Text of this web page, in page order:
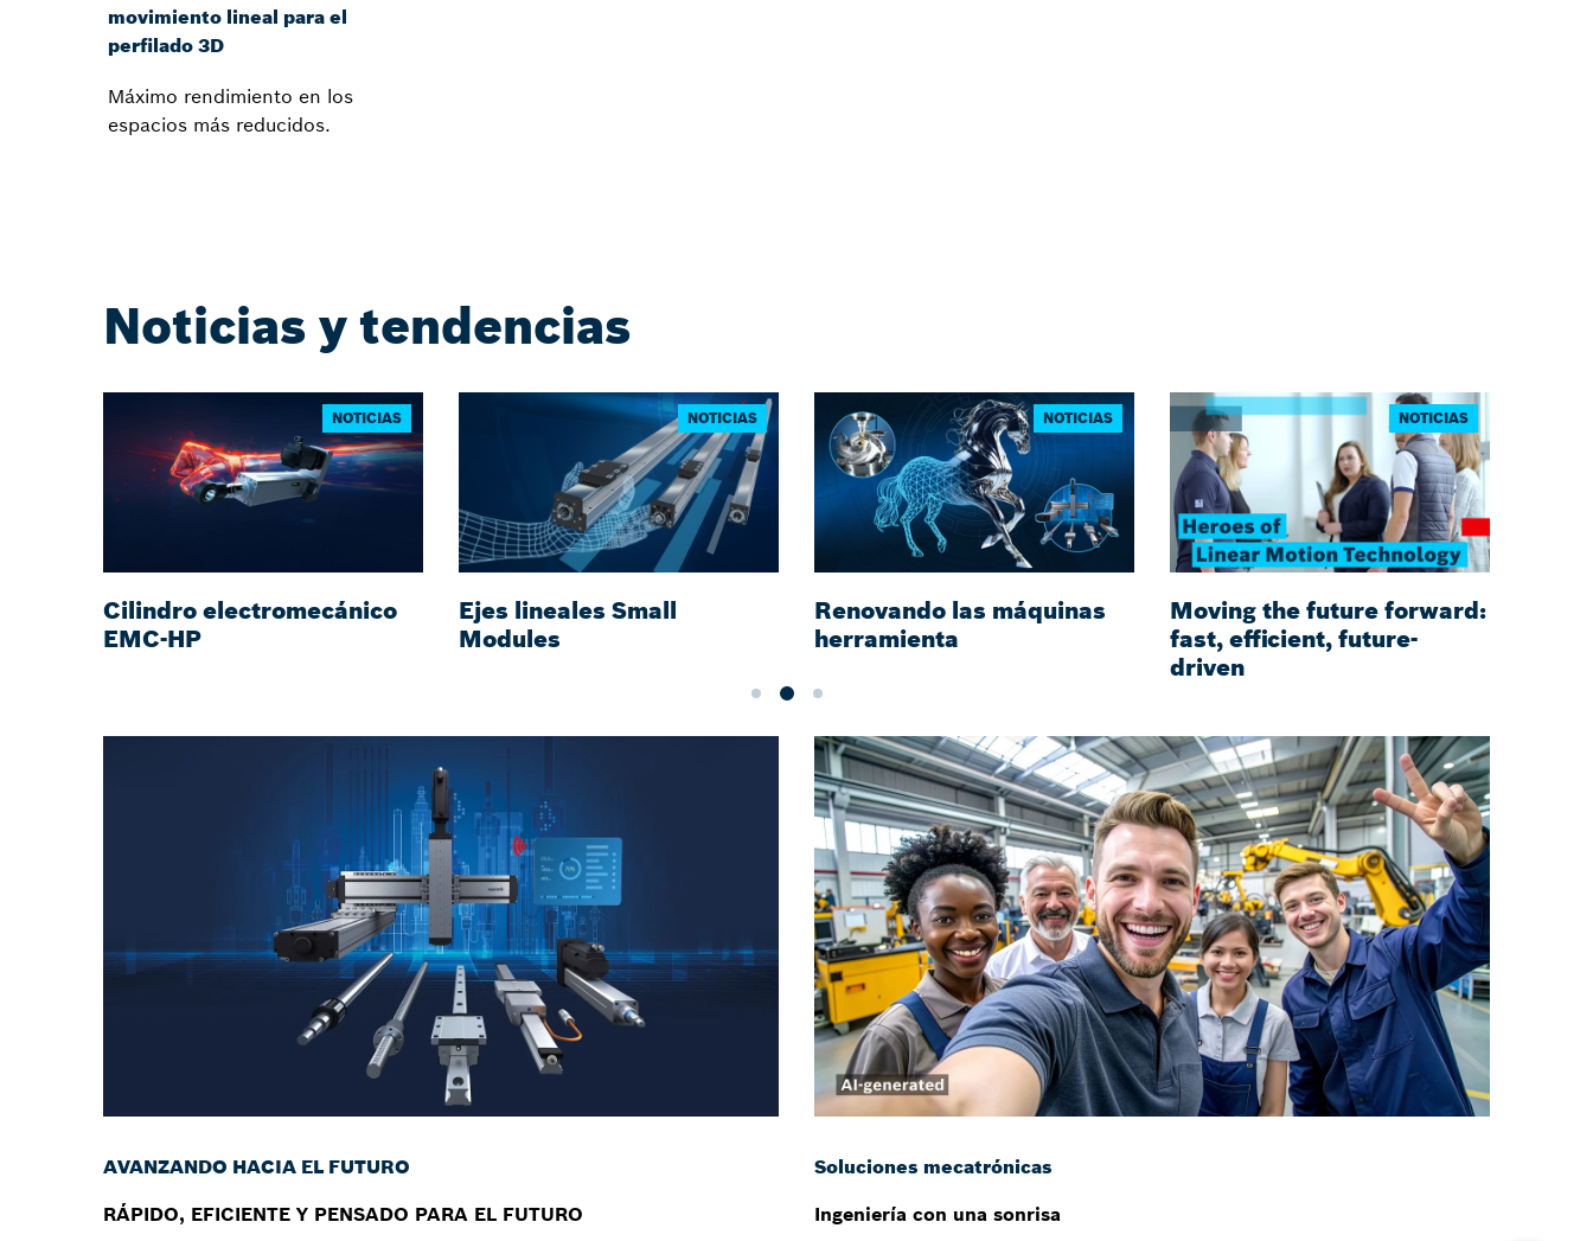
movimiento lineal para el
perfilado 3D
Máximo rendimiento en los
espacios más reducidos.
Noticias y tendencias
Cilindro electromecánico
EMC-HP
NOTICIAS
Ejes lineales Small
Modules
NOTICIAS
Renovando las máquinas
herramienta
NOTICIAS
Moving the future forward:
fast, efficient, future-
driven
NOTICIAS
AVANZANDO HACIA EL FUTURO
RÁPIDO, EFICIENTE Y PENSADO PARA EL FUTURO
Soluciones mecatrónicas
Ingeniería con una sonrisa